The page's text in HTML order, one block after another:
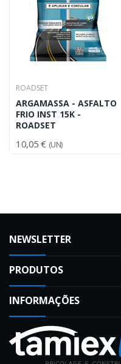
ROADSET
ARGAMASSA - ASFALTO
FRIO INST 15K -
ROADSET
10,05 € (UN)
NEWSLETTER
PRODUTOS
INFORMAÇÕES